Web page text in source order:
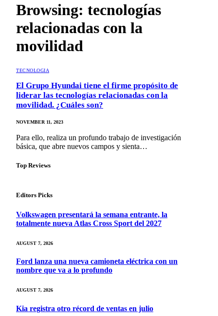
Browsing: tecnologías
relacionadas con la
movilidad
TECNOLOGIA
El Grupo Hyundai tiene el firme propósito de
liderar las tecnologías relacionadas con la
movilidad. ¿Cuáles son?
NOVEMBER 11, 2023
Para ello, realiza un profundo trabajo de investigación
básica, que abre nuevos campos y sienta…
Top Reviews
Editors Picks
Volkswagen presentará la semana entrante, la
totalmente nueva Atlas Cross Sport del 2027
AUGUST 7, 2026
Ford lanza una nueva camioneta eléctrica con un
nombre que va a lo profundo
AUGUST 7, 2026
Kia registra otro récord de ventas en julio